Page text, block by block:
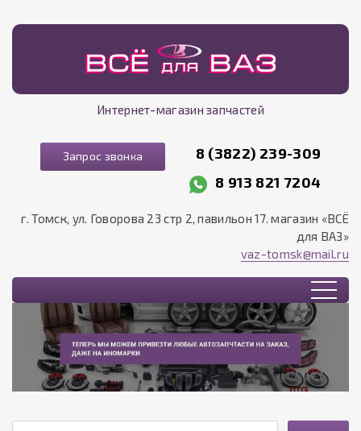
Интернет-магазин запчастей
Запрос звонка
8 (3822) 239-309
8 913 821 7204
г. Томск, ул. Говорова 23 стр 2, павильон 17. магазин «ВСЁ
для ВАЗ»
vaz-tomsk@mail.ru